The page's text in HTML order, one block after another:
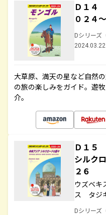
Ｄ１４
０２４
Dシリーズ
大草原、満天の星など自然
の旅の楽しみをガイド。遊
介。
Ｄ１５
シルク
２６
ウズベ
ス タジ
Dシリーズ